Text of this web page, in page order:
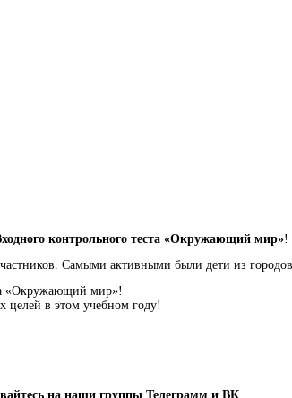
контрольного теста «Окружающий мир»!
Самыми активными были дети из
«Окружающий мир»!
целей в этом учебном году!
на наши группы Телеграмм и ВК